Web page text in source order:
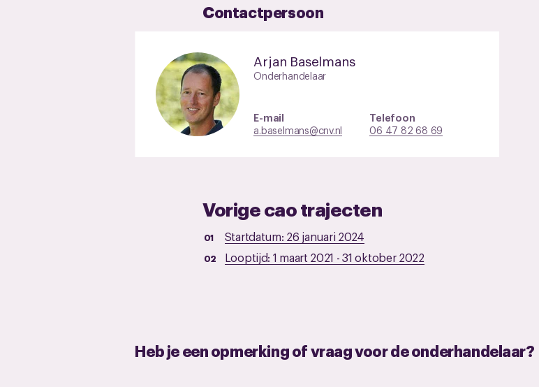
Contactpersoon
Arjan Baselmans
Onderhandelaar
E-mail
a.baselmans@cnv.nl
Telefoon
06 47 82 68 69
Vorige cao trajecten
Startdatum: 26 januari 2024
Looptijd: 1 maart 2021 -31 oktober 2022
Heb je een opmerking of vraag voor de onderhandelaar?